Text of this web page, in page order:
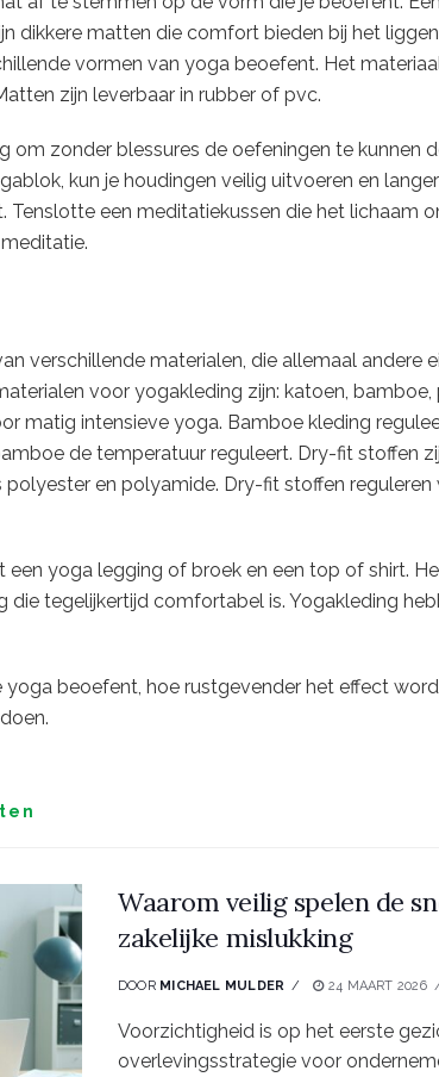
dikkere matten die comfort bieden bij het
vormen van yoga beoefent. Het
zijn leverbaar in rubber of pvc.
om zonder blessures de oefeningen te kunnen
kun je houdingen veilig uitvoeren en
Tenslotte een meditatiekussen die het lichaam
verschillende materialen, die allemaal andere
voor yogakleding zijn: katoen,
matig intensieve yoga. Bamboe kleding
de temperatuur reguleert. Dry-fit stoffen
en polyamide. Dry-fit stoffen reguleren
een yoga legging of broek en een top of shirt.
die tegelijkertijd comfortabel is. Yogakleding
yoga beoefent, hoe rustgevender het effect
Waarom veilig spelen de
zakelijke mislukking
DOOR MICHAEL MULDER 24 MAART 2026
Voorzichtigheid is op het eerste
overlevingsstrategie voor